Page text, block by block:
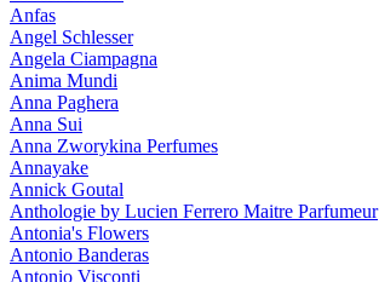
Anfas
Angel Schlesser
Angela Ciampagna
Anima Mundi
Anna Paghera
Anna Sui
Anna Zworykina Perfumes
Annayake
Annick Goutal
Anthologie by Lucien Ferrero Maitre Parfumeur
Antonia's Flowers
Antonio Banderas
Antonio Visconti